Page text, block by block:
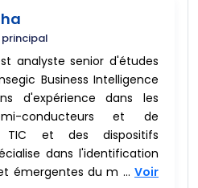
analyste senior d'études
Business Intelligence
d'expérience dans les
conducteurs et de
TIC et des dispositifs
dans l'identification
émergentes du m ... Voir